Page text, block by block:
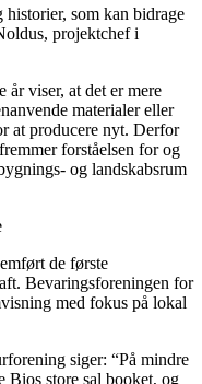
som kan bidrage
projektchef i
år viser, at det er mere
materialer eller
at producere nyt. Derfor
forståelsen for og
og landskabsrum
de første
Bevaringsforeningen for
med fokus på lokal
siger: “På mindre
Bios store sal booket, og